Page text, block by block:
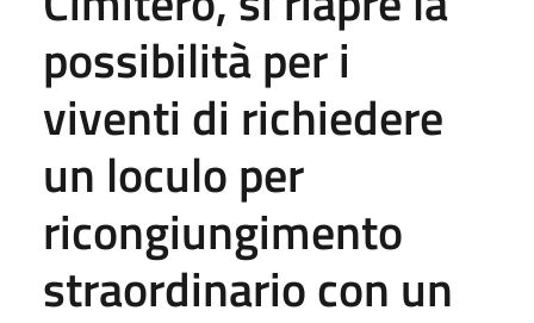
possibilità per i
viventi di richiedere
un loculo per
ricongiungimento
straordinario con un